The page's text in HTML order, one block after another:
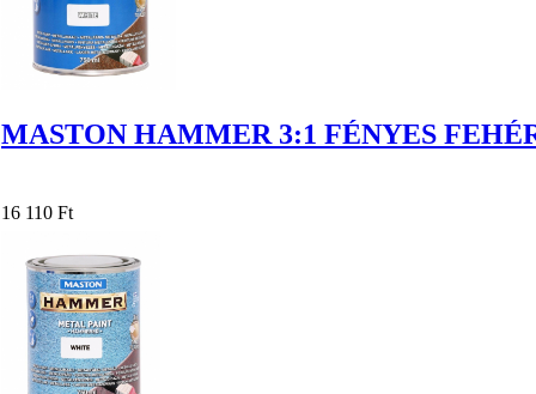
MASTON HAMMER 3:1 FÉNYES
16 110 Ft